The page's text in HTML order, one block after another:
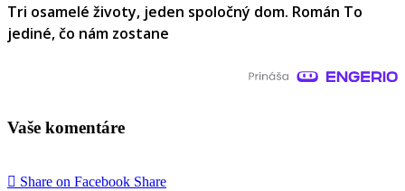
Tri osamelé životy, jeden spoločný dom. Román To
jediné, čo nám zostane
Vaše komentáre
Share on Facebook Share